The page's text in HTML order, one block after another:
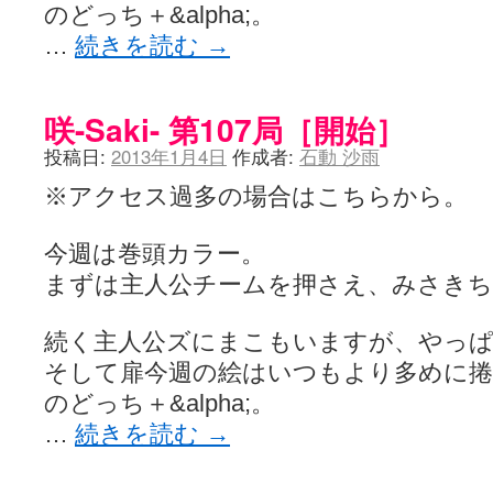
のどっち＋&alpha;。
… 続きを読む →
咲-Saki- 第107局［開始］
投稿日: 2013年1月4日 作成者: 石動 沙雨
※アクセス過多の場合はこちらから。
今週は巻頭カラー。
まずは主人公チームを押さえ、みさき
続く主人公ズにまこもいますが、やっ
そして扉今週の絵はいつもより多めに
のどっち＋&alpha;。
… 続きを読む →